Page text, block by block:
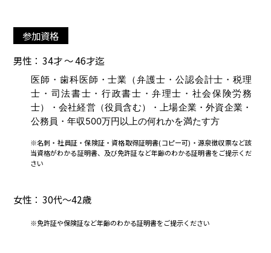
参加資格
男性： 34才 ～ 46才迄
医師・歯科医師・士業（弁護士・公認会計士・税理
士・司法書士・行政書士・弁理士・社会保険労務
士）・会社経営（役員含む）・上場企業・外資企業・
公務員・年収500万円以上の何れかを満たす方
※名刺・社員証・保険証・資格取得証明書(コピー可)・源泉徴収票など該
当資格がわかる証明書、及び免許証など年齢のわかる証明書をご提示くだ
さい
女性： 30代～42歳
※免許証や保険証など年齢のわかる証明書をご提示ください